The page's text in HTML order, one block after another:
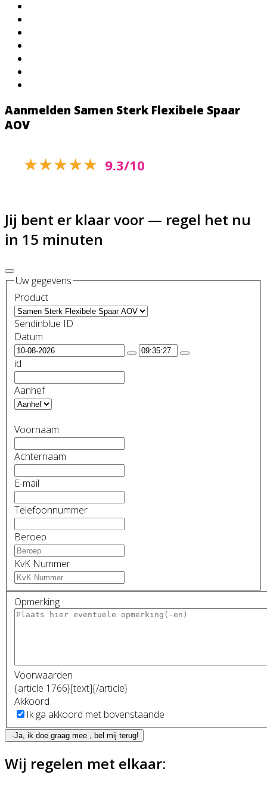
Aanmelden Samen Sterk Flexibele Spaar
AOV
★★★★★ 9.3/10
Jij bent er klaar voor — regel het nu
in 15 minuten
Uw gegevens
Product
Sendinblue ID
Datum
id
Aanhef
Voornaam
Achternaam
E-mail
Telefoonnummer
Beroep
KvK Nummer
Opmerking
Voorwaarden
{article 1766}[text]{/article}
Akkoord
Ik ga akkoord met bovenstaande
-Ja, ik doe graag mee , bel mij terug!
Wij regelen met elkaar: